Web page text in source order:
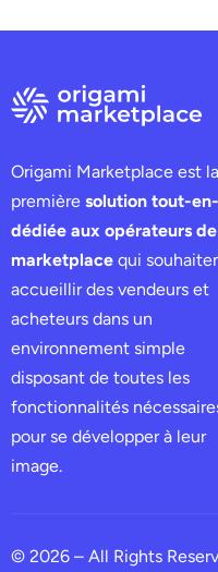
Origami Marketplace est la
première solution tout-
dédiée aux opérateurs de
marketplace qui
accueillir des vendeurs et
acheteurs dans un
environnement simple
disposant de toutes les
fonctionnalités
pour se développer à leur
image.
© 2026 – All Rights